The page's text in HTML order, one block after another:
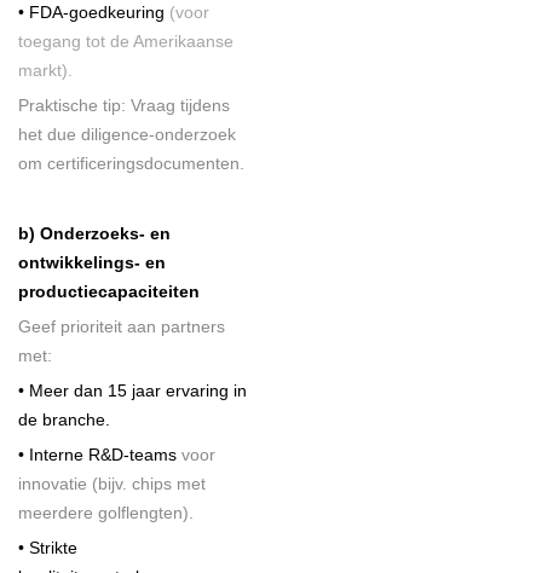
• FDA-goedkeuring (voor
toegang tot de Amerikaanse
markt).
Praktische tip: Vraag tijdens
het due diligence-onderzoek
om certificeringsdocumenten.
b) Onderzoeks- en
ontwikkelings- en
productiecapaciteiten
Geef prioriteit aan partners
met:
• Meer dan 15 jaar ervaring in
de branche.
• Interne R&D-teams voor
innovatie (bijv. chips met
meerdere golflengten).
• Strikte